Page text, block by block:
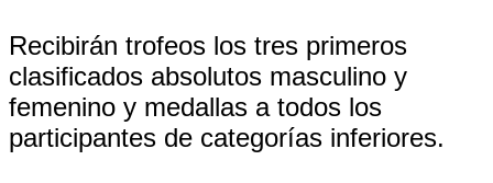
Recibirán trofeos los tres primeros
clasificados absolutos masculino y
femenino y medallas a todos los
participantes de categorías inferiores.